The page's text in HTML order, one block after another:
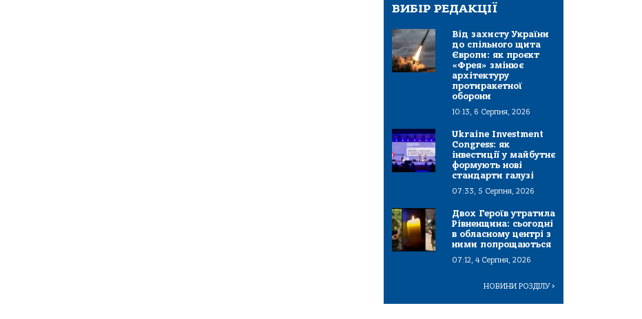
ВИБІР РЕДАКЦІЇ
Від захисту України
до спільного щита
Європи: як проєкт
«Фрея» змінює
архітектуру
протиракетної
оборони
10:13, 6 Серпня, 2026
Ukraine Investment
Congress: як
інвестиції у майбутнє
формують нові
стандарти галузі
07:33, 5 Серпня, 2026
Двох Героїв утратила
Рівненщина: сьогодні
в обласному центрі з
ними попрощаються
07:12, 4 Серпня, 2026
НОВИНИ РОЗДІЛУ>